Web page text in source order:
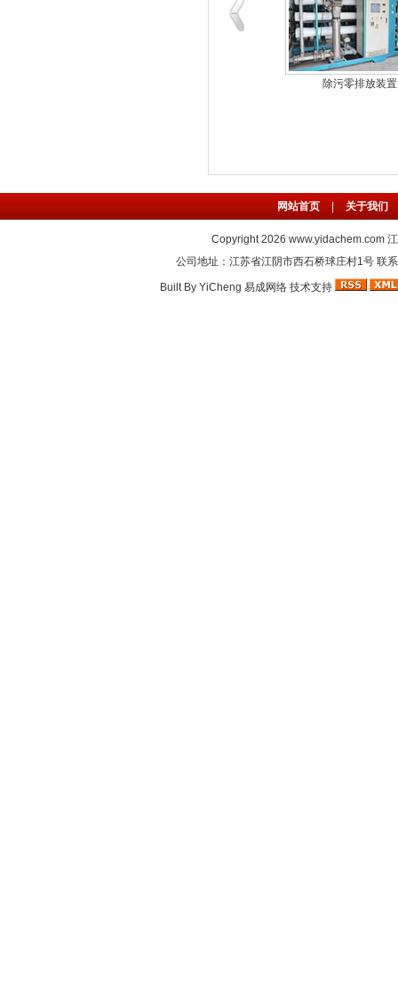
除污零排放装置
网站首页 关于我们
Copyright 2026 www.yidachem.com
公司地址：江苏省江阴市西石桥球庄村1号 联
Built By YiCheng 易成网络技术支持